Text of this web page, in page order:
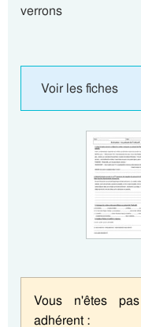
verrons
Voir les fiches
Vous n'êtes
adhérent :